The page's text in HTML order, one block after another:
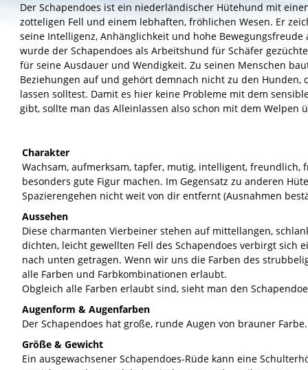
Der Schapendoes ist ein niederländischer Hütehund mit
zotteligen Fell und einem lebhaften, fröhlichen Wesen. Er
seine Intelligenz, Anhänglichkeit und hohe
wurde der Schapendoes als Arbeitshund für Schäfer
für seine Ausdauer und Wendigkeit. Zu seinen Menschen
Beziehungen auf und gehört demnach nicht zu den Hunden,
lassen solltest. Damit es hier keine Probleme mit dem
gibt, sollte man das Alleinlassen also schon mit dem Welpen
Charakter
Wachsam, aufmerksam, tapfer, mutig, intelligent,
besonders gute Figur machen. Im Gegensatz zu anderen
Spazierengehen nicht weit von dir entfernt (Ausnahmen
Aussehen
Diese charmanten Vierbeiner stehen auf mittellangen,
dichten, leicht gewellten Fell des Schapendoes verbirgt
nach unten getragen. Wenn wir uns die Farben des
alle Farben und Farbkombinationen erlaubt.
Obgleich alle Farben erlaubt sind, sieht man den
Augenform & Augenfarben
Der Schapendoes hat große, runde Augen von brauner Farbe.
Größe & Gewicht
Ein ausgewachsener Schapendoes-Rüde kann eine